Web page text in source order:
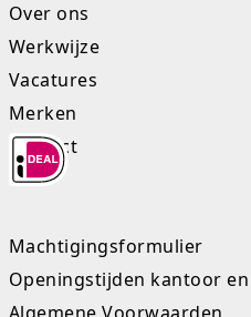
Over ons
Werkwijze
Vacatures
Merken
Contact
Machtigingsformulier
Openingstijden kantoor en